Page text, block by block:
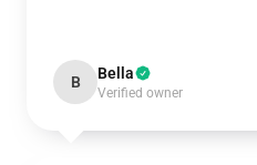
B Bella
Verified owner